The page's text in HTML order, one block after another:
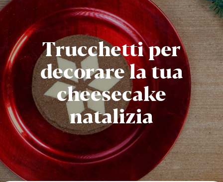
Trucchetti per
decorare la tua
cheesecake
natalizia